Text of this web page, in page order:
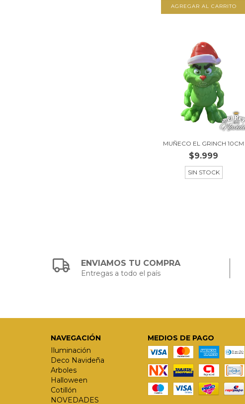
MUÑECO EL GRINCH 10CM
$9.999
SIN STOCK
ENVIAMOS TU COMPRA
Entregas a todo el país
NAVEGACIÓN
Iluminación
Deco Navideña
Arboles
Halloween
Cotillón
NOVEDADES
MEDIOS DE PAGO